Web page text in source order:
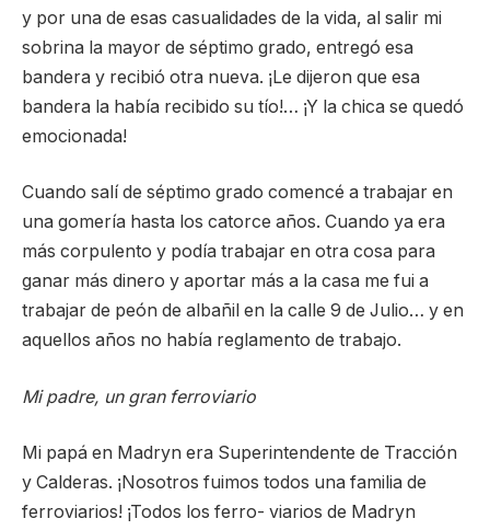
y por una de esas casualidades de la vida, al salir mi
sobrina la mayor de séptimo grado, entregó esa
bandera y recibió otra nueva. ¡Le dijeron que esa
bandera la había recibido su tío!… ¡Y la chica se quedó
emocionada!
Cuando salí de séptimo grado comencé a trabajar en
una gomería hasta los catorce años. Cuando ya era
más corpulento y podía trabajar en otra cosa para
ganar más dinero y aportar más a la casa me fui a
trabajar de peón de albañil en la calle 9 de Julio… y en
aquellos años no había reglamento de trabajo.
Mi padre, un gran ferroviario
Mi papá en Madryn era Superintendente de Tracción
y Calderas. ¡Nosotros fuimos todos una familia de
ferroviarios! ¡Todos los ferro- viarios de Madryn